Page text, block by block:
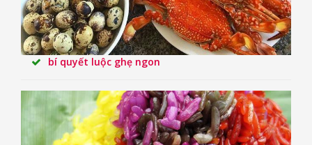
bí quyết luộc ghẹ ngon